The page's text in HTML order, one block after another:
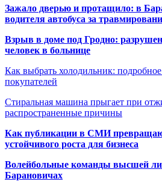
Зажало дверью и протащило: в
водителя автобуса за
Взрыв в доме под Гродно:
человек в больнице
Как выбрать холодильник:
покупателей
Стиральная машина прыгает при
распространенные причины
Как публикации в СМИ
устойчивого роста для бизнеса
Волейбольные команды высшей
Барановичах